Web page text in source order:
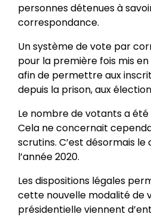
personnes détenues à
correspondance.
Un système de vote par
pour la première fois mis en
afin de permettre aux
depuis la prison, aux
Le nombre de votants a
Cela ne concernait
scrutins. C’est désormais le
l’année 2020.
Les dispositions légales
cette nouvelle modalité de
présidentielle viennent